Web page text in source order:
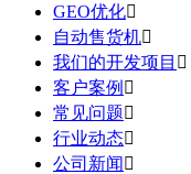
GEO优化
自动售货机
我们的开发项目 
客户案例 
常见问题
行业动态
公司新闻 